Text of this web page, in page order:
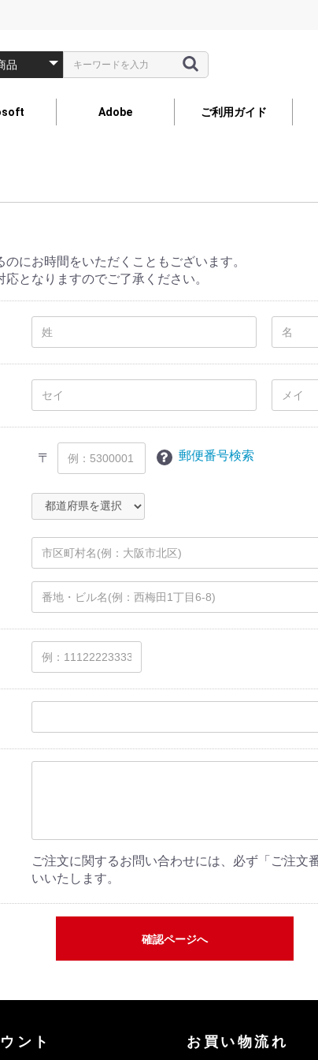
Adobe ご利用ガイド
にお時間をいただくこともございます。
となりますのでご了承ください。
〒 郵便番号検索
ご注文に関するお問い合わせには、必ず「ご注文
いいたします。
確認ページへ
ント お買い物流れ